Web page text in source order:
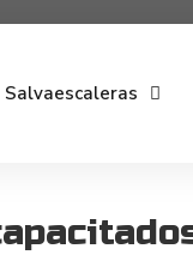
Salvaescaleras